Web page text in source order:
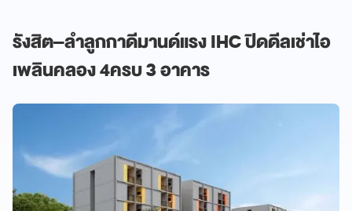
รังสิต–ลำลูกกาดีมานด์แรง IHC ปิดดีลเช่าไอ
เพลินคลอง 4ครบ 3 อาคาร